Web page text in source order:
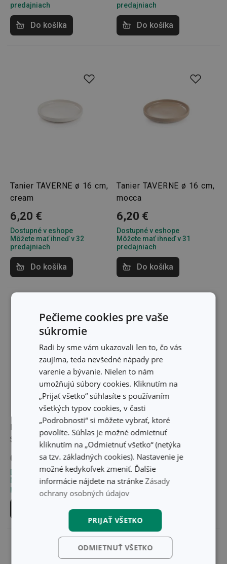
predajniach
Do košíka
predajniach
Do košíka
Tanier TAVERNE ø 16 cm,
cream
6,20 €
Dostupné v eshope
Môžete mať ihneď v 32
predajniach
Do košíka
Tanier TAVERNE ø 16 cm,
mocca
6,20 €
Dostupné v eshope
Môžete mať ihneď v 31
predajniach
Do košíka
Dezertný tanier OPUS
STRIPES ø 20 cm
6,60 €
Dostupné v eshope
Môžete mať ihneď v 26
predajniach
Dezertný tanier CREMA
ø 20 cm
6,60 €
Dostupné v eshope
Môžete mať ihneď v 32
Do košíka
Pečieme cookies pre vaše
súkromie
Radi by sme vám ukazovali len to, čo vás
zaujíma, teda nevšedné nápady pre
varenie a bývanie. Nielen to nám
umožňujú súbory cookies. Kliknutím na
„Prijať všetko“ súhlasíte s používaním
všetkých typov cookies, v časti
„Podrobnosti“ si môžete vybrať, ktoré
povolíte. Súhlas je možné odmietnuť
kliknutím na „Odmietnuť všetko“ (netýka
sa tzv. základných cookies). Nastavenie je
možné kedykoľvek zmeniť. Ďalšie
informácie nájdete na stránke Zásady
ochrany osobných údajov
PRIJAŤ VŠETKO
ODMIETNUŤ VŠETKO